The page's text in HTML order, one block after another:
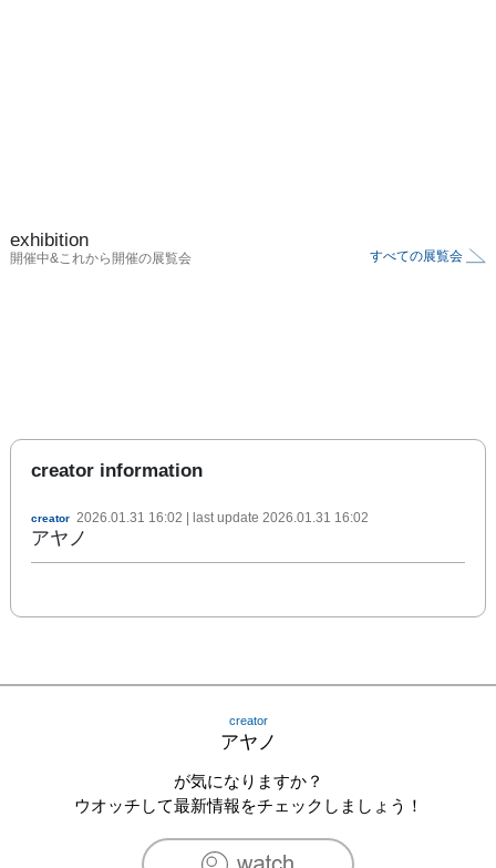
exhibition
開催中&これから開催の展覧会 すべての展覧会
creator information
creator 2026.01.31 16:02 | last update 2026.01.31 16:02
アヤノ
creator
アヤノ
が気になりますか？
ウオッチして最新情報をチェックしましょう！